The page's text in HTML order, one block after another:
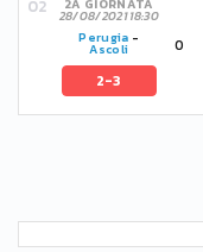
2A GIORNATA
28/08/2021 18:30
Perugia -
Ascoli
2-3
0